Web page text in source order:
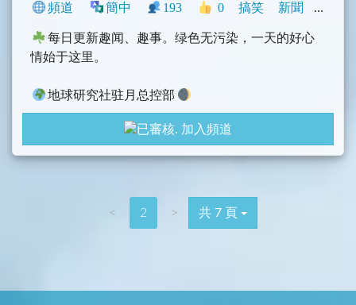
頻道 簡中 193 0 搞笑 新聞 中文圈
每日更新趣闻、趣事。绿色无污染，一天的好心
情始于这里。
地球研究社驻月总控部
不定时分享代理、软件、影视、开车、福利、资
聊天群组@Freeworldwithbot
加入頻道
< 2 > 共 7 頁